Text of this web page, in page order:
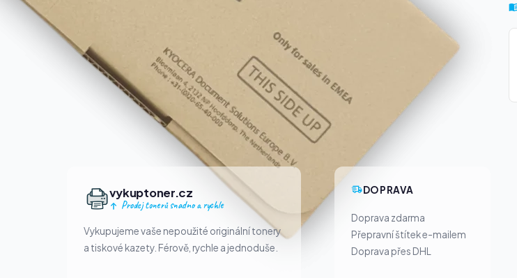
vykuptoner.cz
Prodej tonerů snadno a rychle
Vykupujeme vaše nepoužité originální tonery
a tiskové kazety. Férově, rychle a jednoduše.
DOPRAVA
Doprava zdarma
Přepravní štítek e-mailem
Doprava přes DHL